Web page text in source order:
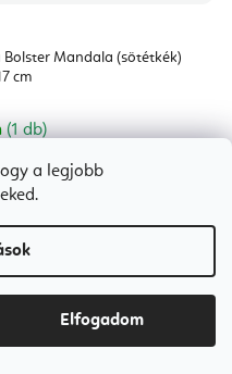
a legjobb
Elfogadom
Mandala (sötétkék)
cm
(1 db)